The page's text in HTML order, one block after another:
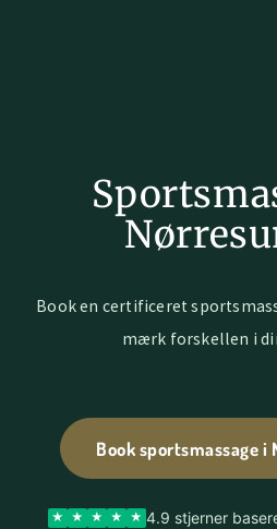
Book en certificeret
mærk forskellen i
Book sportsmassage i
4.9 stjerner